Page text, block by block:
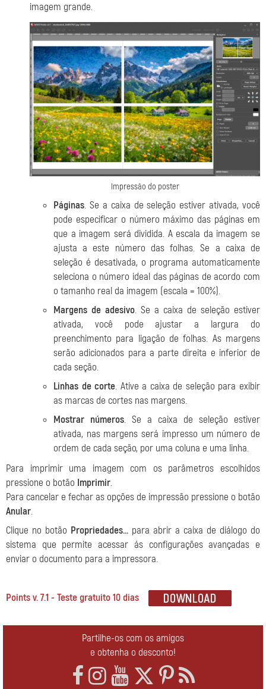
imagem grande.
Impressão do poster
Páginas. Se a caixa de seleção estiver ativada, você
pode especificar o número máximo das páginas em
que a imagem será dividida. A escala da imagem se
ajusta a este número das folhas. Se a caixa de
seleção é desativada, o programa automaticamente
seleciona o número ideal das páginas de acordo com
o tamanho real da imagem (escala = 100%).
Margens de adesivo. Se a caixa de seleção estiver
ativada, você pode ajustar a largura do
preenchimento para ligação de folhas. As margens
serão adicionados para a parte direita e inferior de
cada seção.
Linhas de corte. Ative a caixa de seleção para exibir
as marcas de cortes nas margens.
Mostrar números. Se a caixa de seleção estiver
ativada, nas margens será impresso um número de
ordem de cada seção, por uma coluna e uma linha.
Para imprimir uma imagem com os parâmetros escolhidos
pressione o botão Imprimir.
Para cancelar e fechar as opções de impressão pressione o botão
Anular.
Clique no botão Propriedades... para abrir a caixa de diálogo do
sistema que permite acessar ás configurações avançadas e
enviar o documento para a impressora.
Points v. 7.1 - Teste gratuito 10 dias
Partilhe-os com os amigos
e obtenha o desconto!